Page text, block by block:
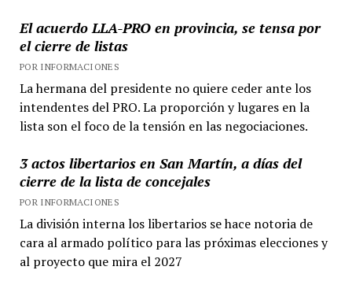
El acuerdo LLA-PRO en provincia, se tensa por
el cierre de listas
POR INFORMACIONES
La hermana del presidente no quiere ceder ante los
intendentes del PRO. La proporción y lugares en la
lista son el foco de la tensión en las negociaciones.
3 actos libertarios en San Martín, a días del
cierre de la lista de concejales
POR INFORMACIONES
La división interna los libertarios se hace notoria de
cara al armado político para las próximas elecciones y
al proyecto que mira el 2027